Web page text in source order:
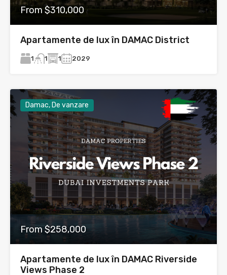
From $310,000
Apartamente de lux în DAMAC District
1 1 1 2029
Damac, De vanzare
From $258,000
Apartamente de lux în DAMAC Riverside
Views Phase 2